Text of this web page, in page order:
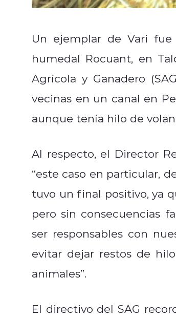
Un ejemplar de Vari
humedal Rocuant, en
Agrícola y Ganadero
vecinas en un canal en
aunque tenía hilo de
Al respecto, el Director
“este caso en particular,
tuvo un final positivo, ya
pero sin consecuencias
ser responsables con
evitar dejar restos de
animales”.
El directivo del SAG